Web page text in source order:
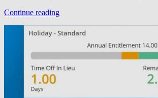
Continue reading